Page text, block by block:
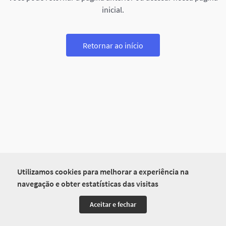
Utilizamos cookies para melhorar a experiência na
navegação e obter estatísticas das visitas
Aceitar e fechar
inicial.
Retornar ao início